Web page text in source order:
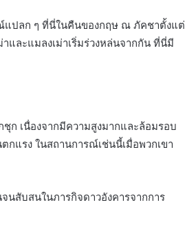
แปลก ๆ ที่นี่ในคืนของกฤษ ณ ภัคชาตั้งแต่
และแมลงเม่าเริ่มร่วงหล่นจากกัน ที่นี่มี
ก เนื่องจากมีความสูงมากและล้อมรอบ
แรง ในสถานการณ์เช่นนี้เมื่อพวกเขา
นสับสนในภารกิจดาวอังคารจากการ